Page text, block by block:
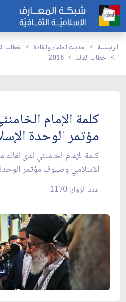
الرئيسية حديث العلماء والقادة
خطاب
خطاب القائد
2016
كلمة الإمام
مؤتمر الوحدة
كلمة الإمام الخامنئي لدى
الإسلامي وضيوف مؤتمر
عدد الزوار: 1170